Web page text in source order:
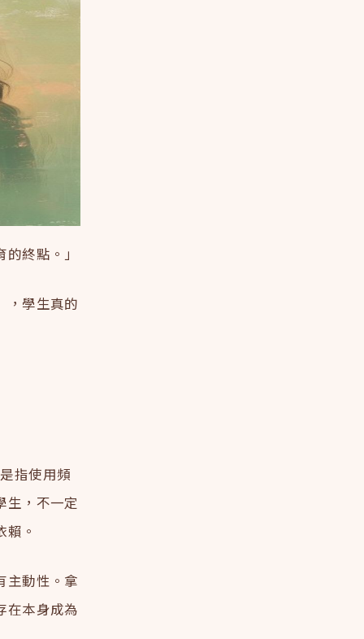
終點。」
，學生真的
指使用頻
生，不一定
。
主動性。拿
在本身成為